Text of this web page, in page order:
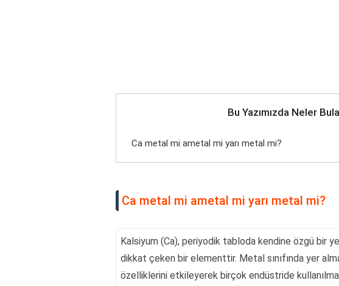
Bu Yazımızda Neler
Ca metal mi ametal mi yarı metal mi?
Ca metal mi ametal mi yarı metal mi?
Kalsiyum (Ca), periyodik tabloda kendine özgü bir
dikkat çeken bir elementtir. Metal sınıfında yer
özelliklerini etkileyerek birçok endüstride